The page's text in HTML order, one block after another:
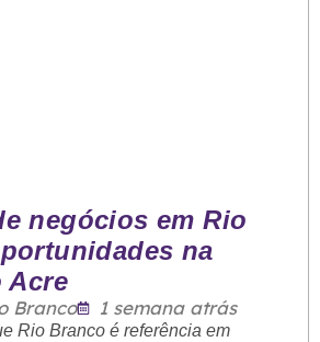
negócios em Rio
na
Acre
Branco 1 semana atrás
Rio Branco é referência em